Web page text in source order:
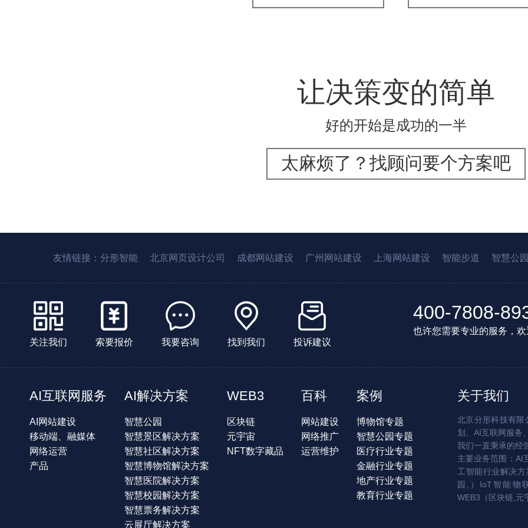
让决策变的简单
好的开始是成功的一半
太麻烦了？找顾问要个方案吧
友情链接： 分形智能 北京网页设计公司 成都网站建设 广州网站建设 上海网站建设 智能步道 智慧公园
关注我们 索要报价 我要咨询 找到我们 投诉建议
400-7808-
也许您需要专业的服务，
AI互联网服务
AI网站建设
移动端、融媒体
网络运营
产品
AI解决方案
智慧公园
智慧景区解决方案
智慧社区解决方案
智慧博物馆解决方案
智慧医院解决方案
智慧校园解决方案
智慧票务解决方案
云展厅解决方案
WEB3
区块链
元宇宙
NFT数字藏品
百科
网站建设
网络推广
运营维护
案例
博物馆专题
智慧公园专题
医疗行业专题
金融行业专题
地产行业专题
教育行业专题
关于我们
北京分形科技有限
划、AI互联网服务
我们一直秉承的经
主要业务范围：AI
工智能行业解决
园,）IoT智能物
WEB3（区块链,元